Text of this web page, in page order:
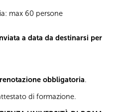
max 60 persone
a data da destinarsi per
obbligatoria.
di formazione.